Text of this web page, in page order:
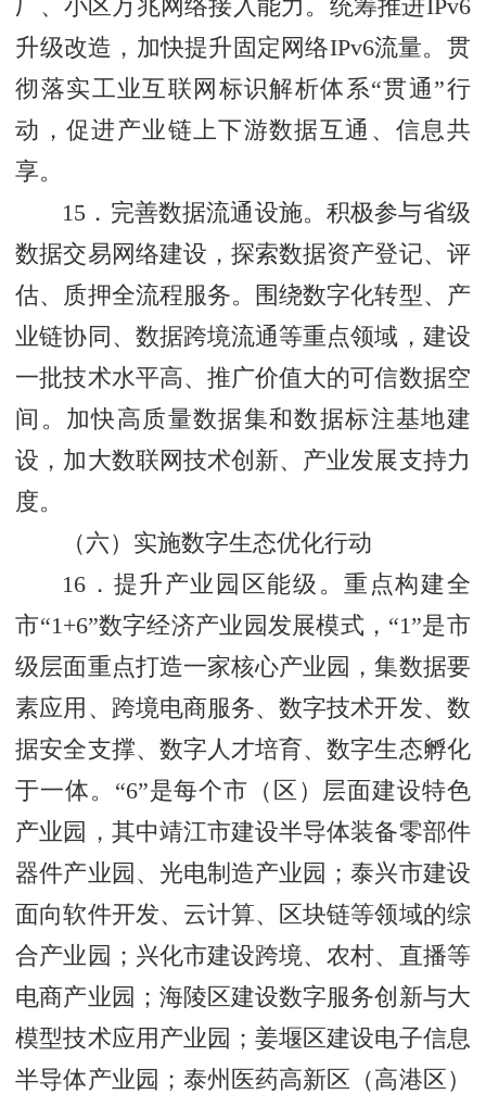
厂、小区万兆网络接入能力。统筹推进IPv6
升级改造，加快提升固定网络IPv6流量。贯
彻落实工业互联网标识解析体系“贯通”行
动，促进产业链上下游数据互通、信息共
享。
15．完善数据流通设施。积极参与省级
数据交易网络建设，探索数据资产登记、评
估、质押全流程服务。围绕数字化转型、产
业链协同、数据跨境流通等重点领域，建设
一批技术水平高、推广价值大的可信数据空
间。加快高质量数据集和数据标注基地建
设，加大数联网技术创新、产业发展支持力
度。
（六）实施数字生态优化行动
16．提升产业园区能级。重点构建全
市“1+6”数字经济产业园发展模式，“1”是市
级层面重点打造一家核心产业园，集数据要
素应用、跨境电商服务、数字技术开发、数
据安全支撑、数字人才培育、数字生态孵化
于一体。“6”是每个市（区）层面建设特色
产业园，其中靖江市建设半导体装备零部件
器件产业园、光电制造产业园；泰兴市建设
面向软件开发、云计算、区块链等领域的综
合产业园；兴化市建设跨境、农村、直播等
电商产业园；海陵区建设数字服务创新与大
模型技术应用产业园；姜堰区建设电子信息
半导体产业园；泰州医药高新区（高港区）